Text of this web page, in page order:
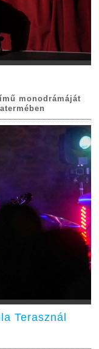
monodrámáját
Terasznál